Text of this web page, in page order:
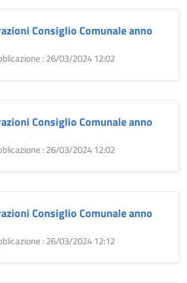
Consiglio Comunale anno
: 26/03/2024 12:02
Consiglio Comunale anno
: 26/03/2024 12:02
Consiglio Comunale anno
: 26/03/2024 12:12